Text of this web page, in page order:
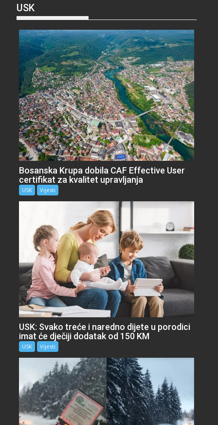
USK
Bosanska Krupa dobila CAF Effective User
certifikat za kvalitet upravljanja
USK Vijesti
USK: Svako treće i naredno dijete u porodici
imat će dječiji dodatak od 150 KM
USK Vijesti